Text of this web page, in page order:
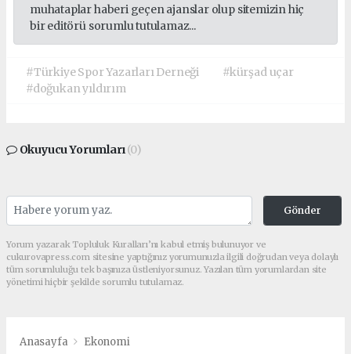
muhataplar haberi geçen ajanslar olup sitemizin hiç
bir editörü sorumlu tutulamaz...
#Türkiye Spor Yazarları Derneği
#kürşad uçar
#doğukan yıldırım
Okuyucu Yorumları(0)
Gönder
Yorum yazarak Topluluk Kuralları’nı kabul etmiş bulunuyor ve
cukurovapress.com sitesine yaptığınız yorumunuzla ilgili doğrudan veya dolaylı
tüm sorumluluğu tek başınıza üstleniyorsunuz. Yazılan tüm yorumlardan site
yönetimi hiçbir şekilde sorumlu tutulamaz.
Anasayfa Ekonomi